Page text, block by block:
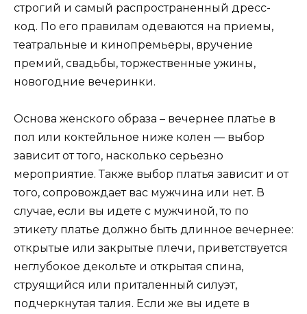
строгий и самый распространенный дресс-
код. По его правилам одеваются на приемы,
театральные и кинопремьеры, вручение
премий, свадьбы, торжественные ужины,
новогодние вечеринки.
Основа женского образа – вечернее платье в
пол или коктейльное ниже колен — выбор
зависит от того, насколько серьезно
мероприятие. Также выбор платья зависит и от
того, сопровождает вас мужчина или нет. В
случае, если вы идете с мужчиной, то по
этикету платье должно быть длинное вечернее:
открытые или закрытые плечи, приветствуется
неглубокое декольте и открытая спина,
струящийся или приталенный силуэт,
подчеркнутая талия. Если же вы идете в